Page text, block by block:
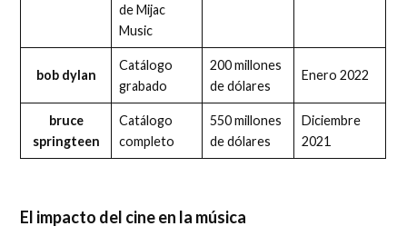
de Mijac
Music
bob dylan
Catálogo
grabado
200 millones
de dólares
Enero 2022
bruce
springteen
Catálogo
completo
550 millones
de dólares
Diciembre
2021
El impacto del cine en la música